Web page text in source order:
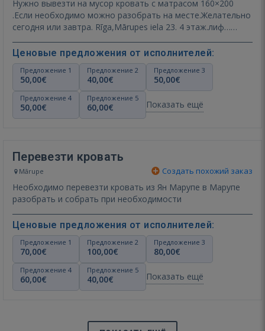
Нужно вывезти на мусор кровать с матрасом 160×200
.Если необходимо можно разобрать на месте.Желательно
сегодня или завтра. Rīga,Mārupes iela 23. 4 этаж.лиф…
Ценовые предложения от исполнителей:
Предложение 1
50,00€
Предложение 2
40,00€
Предложение 3
50,00€
Предложение 4
50,00€
Предложение 5
60,00€ Показать ещё
Перевезти кровать
Mārupe Создать похожий заказ
Необходимо перевезти кровать из Ян Марупе в Марупе
разобрать и собрать при необходимости
Ценовые предложения от исполнителей:
Предложение 1
70,00€
Предложение 2
100,00€
Предложение 3
80,00€
Предложение 4
60,00€
Предложение 5
40,00€ Показать ещё